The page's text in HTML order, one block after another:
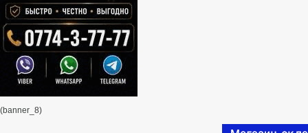
(banner_8)